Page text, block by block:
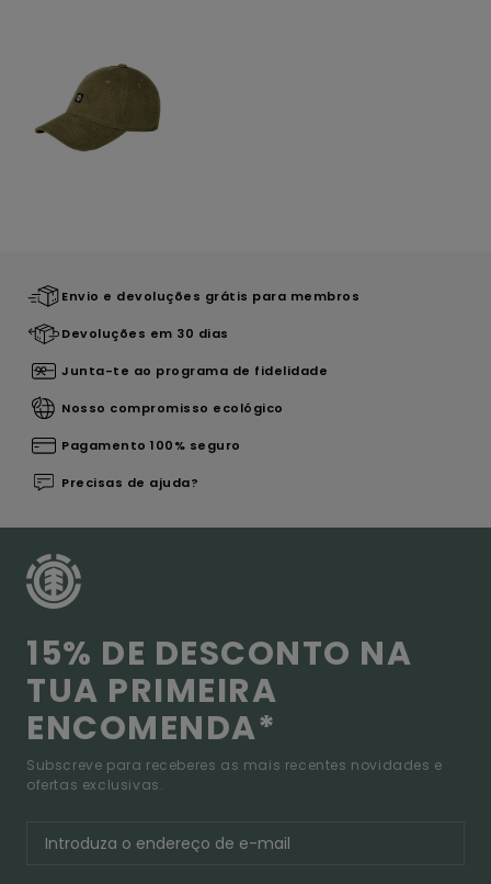
Envio e devoluções grátis para membros
Devoluções em 30 dias
Junta-te ao programa de fidelidade
Nosso compromisso ecológico
Pagamento 100% seguro
Precisas de ajuda?
15% DE DESCONTO NA
TUA PRIMEIRA
ENCOMENDA*
Subscreve para receberes as mais recentes novidades e
ofertas exclusivas.